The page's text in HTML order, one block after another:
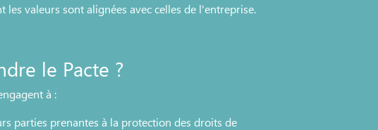
les valeurs sont alignées avec celles de l'entreprise.
le Pacte ?
à :
parties prenantes à la protection des droits de